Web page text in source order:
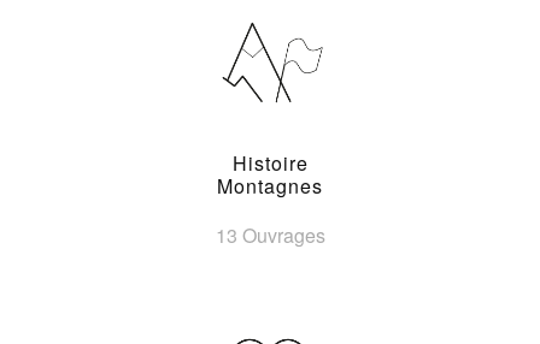
Histoire
Montagnes
13 Ouvrages